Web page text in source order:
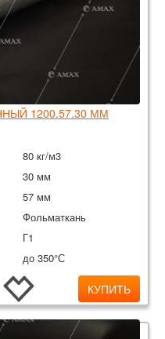
1200.57.30 ММ
80 кг/м3
30 мм
57 мм
Фольматкань
Г1
до 350°С
КУПИТЬ